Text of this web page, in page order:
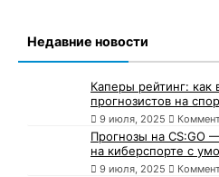
Недавние новости
Каперы рейтинг: как
прогнозистов на
9 июля, 2025
Прогнозы на CS:GO
на киберспорте с
9 июля, 2025